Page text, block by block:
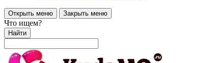
Открыть меню Закрыть меню
Что ищем?
Найти